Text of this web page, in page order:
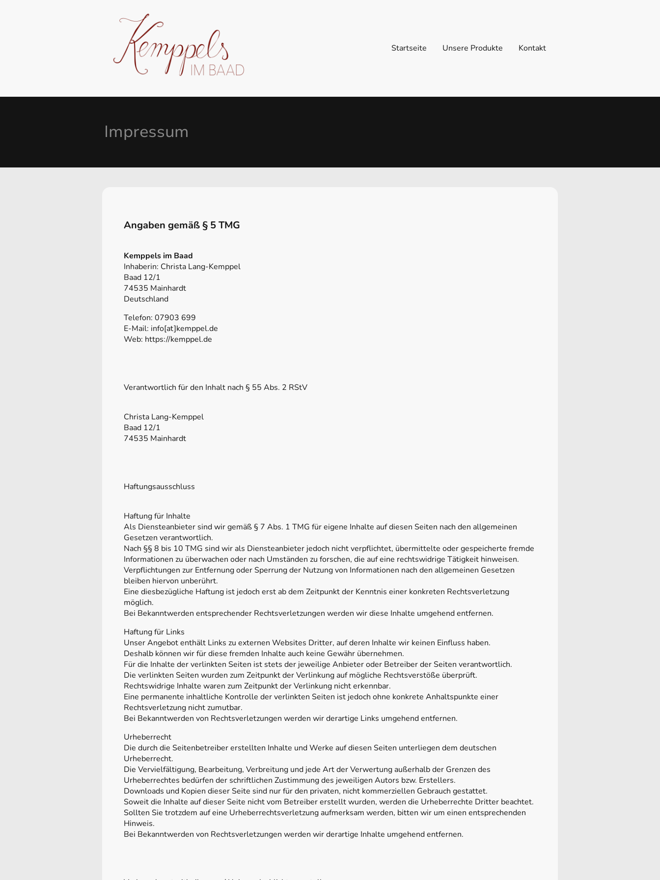
Startseite Unsere Produkte Kontakt
Impressum
Angaben gemäß § 5 TMG
Kemppels im Baad
Inhaberin: Christa Lang-Kemppel
Baad 12/1
74535 Mainhardt
Deutschland
Telefon: 07903 699
E-Mail: info[at]kemppel.de
Web: https://kemppel.de
Verantwortlich für den Inhalt nach § 55 Abs. 2 RStV
Christa Lang-Kemppel
Baad 12/1
74535 Mainhardt
Haftungsausschluss
Haftung für Inhalte
Als Diensteanbieter sind wir gemäß § 7 Abs. 1 TMG für eigene Inhalte auf diesen Seiten nach den allgemeinen
Gesetzen verantwortlich.
Nach §§ 8 bis 10 TMG sind wir als Diensteanbieter jedoch nicht verpflichtet, übermittelte oder gespeicherte fremde
Informationen zu überwachen oder nach Umständen zu forschen, die auf eine rechtswidrige Tätigkeit hinweisen.
Verpflichtungen zur Entfernung oder Sperrung der Nutzung von Informationen nach den allgemeinen Gesetzen
bleiben hiervon unberührt.
Eine diesbezügliche Haftung ist jedoch erst ab dem Zeitpunkt der Kenntnis einer konkreten Rechtsverletzung
möglich.
Bei Bekanntwerden entsprechender Rechtsverletzungen werden wir diese Inhalte umgehend entfernen.
Haftung für Links
Unser Angebot enthält Links zu externen Websites Dritter, auf deren Inhalte wir keinen Einfluss haben.
Deshalb können wir für diese fremden Inhalte auch keine Gewähr übernehmen.
Für die Inhalte der verlinkten Seiten ist stets der jeweilige Anbieter oder Betreiber der Seiten verantwortlich.
Die verlinkten Seiten wurden zum Zeitpunkt der Verlinkung auf mögliche Rechtsverstöße überprüft.
Rechtswidrige Inhalte waren zum Zeitpunkt der Verlinkung nicht erkennbar.
Eine permanente inhaltliche Kontrolle der verlinkten Seiten ist jedoch ohne konkrete Anhaltspunkte einer
Rechtsverletzung nicht zumutbar.
Bei Bekanntwerden von Rechtsverletzungen werden wir derartige Links umgehend entfernen.
Urheberrecht
Die durch die Seitenbetreiber erstellten Inhalte und Werke auf diesen Seiten unterliegen dem deutschen
Urheberrecht.
Die Vervielfältigung, Bearbeitung, Verbreitung und jede Art der Verwertung außerhalb der Grenzen des
Urheberrechtes bedürfen der schriftlichen Zustimmung des jeweiligen Autors bzw. Erstellers.
Downloads und Kopien dieser Seite sind nur für den privaten, nicht kommerziellen Gebrauch gestattet.
Soweit die Inhalte auf dieser Seite nicht vom Betreiber erstellt wurden, werden die Urheberrechte Dritter beachtet.
Sollten Sie trotzdem auf eine Urheberrechtsverletzung aufmerksam werden, bitten wir um einen entsprechenden
Hinweis.
Bei Bekanntwerden von Rechtsverletzungen werden wir derartige Inhalte umgehend entfernen.